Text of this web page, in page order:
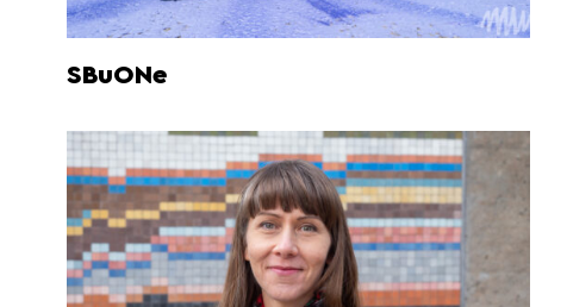
SBuONe